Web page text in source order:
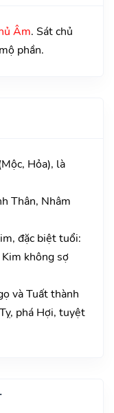
Âm. Sát chủ
phần.
Hỏa), là
Thân, Nhâm
đặc biệt tuổi:
không sợ
và Tuất thành
phá Hợi, tuyệt